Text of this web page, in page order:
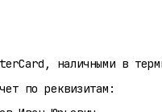
наличными в
по реквизитам: